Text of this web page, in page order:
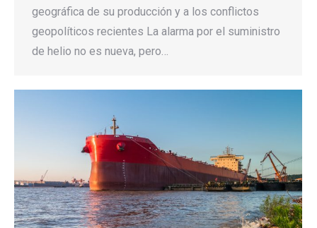
geográfica de su producción y a los conflictos
geopolíticos recientes La alarma por el suministro
de helio no es nueva, pero…